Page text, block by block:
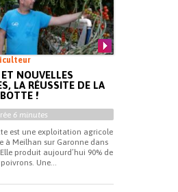
NOUVELLES
LA RÉUSSITE DE LA
!
6 minutes
est une exploitation agricole
à Meilhan sur Garonne dans
produit aujourd’hui 90% de
Une...